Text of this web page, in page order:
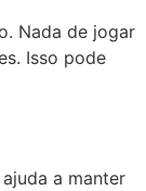
Nada de jogar
Isso pode
a manter